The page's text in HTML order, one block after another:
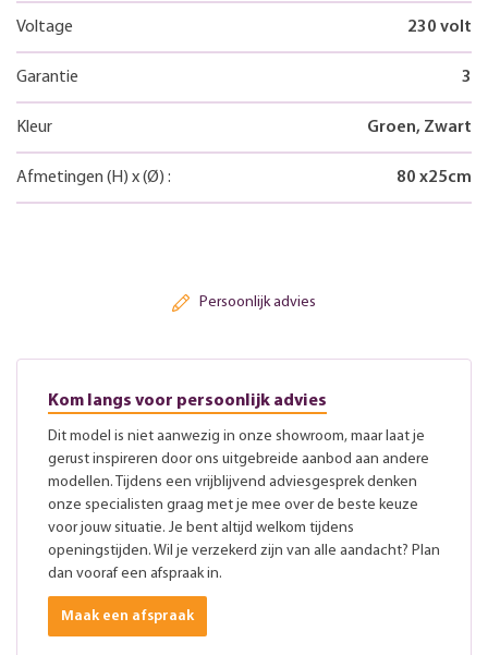
Voltage 230 volt
Garantie 3
Kleur Groen, Zwart
Afmetingen (H) x(Ø) : 80 x25cm
Persoonlijk advies
Kom langs voor persoonlijk advies
Dit model is niet aanwezig in onze showroom, maar laat je
gerust inspireren door ons uitgebreide aanbod aan andere
modellen. Tijdens een vrijblijvend adviesgesprek denken
onze specialisten graag met je mee over de beste keuze
voor jouw situatie. Je bent altijd welkom tijdens
openingstijden. Wil je verzekerd zijn van alle aandacht? Plan
dan vooraf een afspraak in.
Maak een afspraak